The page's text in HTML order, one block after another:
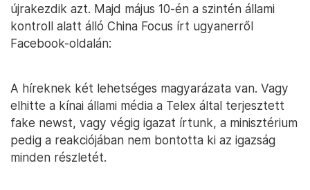
újrakezdik azt. Majd május 10-én a szintén állami
kontroll alatt álló China Focus írt ugyanerről
Facebook-oldalán:
A híreknek két lehetséges magyarázata van. Vagy
elhitte a kínai állami média a Telex által terjesztett
fake newst, vagy végig igazat írtunk, a minisztérium
pedig a reakciójában nem bontotta ki az igazság
minden részletét.